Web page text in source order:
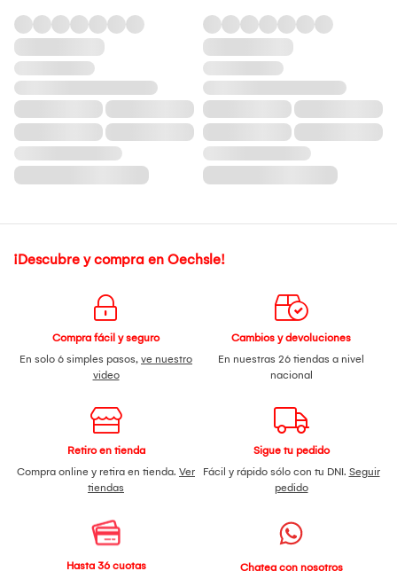
¡Descubre y compra en Oechsle!
Compra fácil y seguro
En solo 6 simples pasos, ve nuestro
video
Cambios y devoluciones
En nuestras 26 tiendas a nivel
nacional
Retiro en tienda
Compra online y retira en tienda. Ver
tiendas
Sigue tu pedido
Fácil y rápido sólo con tu DNI. Seguir
pedido
Hasta 36 cuotas
Chatea con nosotros